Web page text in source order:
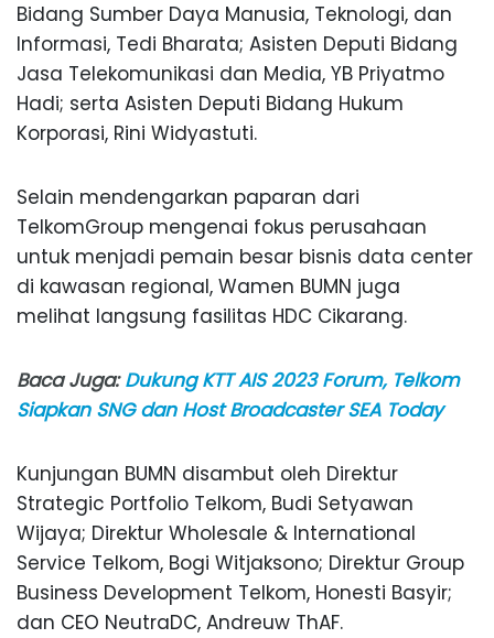
Bidang Sumber Daya Manusia, Teknologi, dan
Informasi, Tedi Bharata; Asisten Deputi Bidang
Jasa Telekomunikasi dan Media, YB Priyatmo
Hadi; serta Asisten Deputi Bidang Hukum
Korporasi, Rini Widyastuti.
Selain mendengarkan paparan dari
TelkomGroup mengenai fokus perusahaan
untuk menjadi pemain besar bisnis data center
di kawasan regional, Wamen BUMN juga
melihat langsung fasilitas HDC Cikarang.
Baca Juga:Dukung KTT AIS 2023 Forum, Telkom
Siapkan SNG dan Host Broadcaster SEA Today
Kunjungan BUMN disambut oleh Direktur
Strategic Portfolio Telkom, Budi Setyawan
Wijaya; Direktur Wholesale & International
Service Telkom, Bogi Witjaksono; Direktur Group
Business Development Telkom, Honesti Basyir;
dan CEO NeutraDC, Andreuw ThAF.